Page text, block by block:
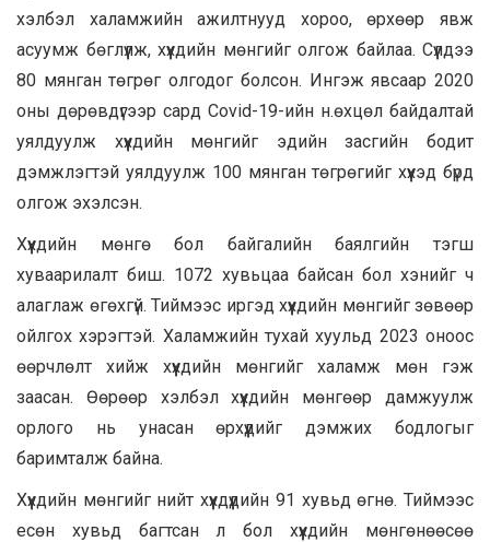
хэлбэл халамжийн ажилтнууд хороо, өрхөөр явж
асуумж бөглүүлж, хүүхдийн мөнгийг олгож байлаа. Сүүлдээ
80 мянган төгрөг олгодог болсон. Ингэж явсаар 2020
оны дөрөвдүгээр сард Covid-19-ийн н.өхцөл байдалтай
уялдуулж хүүхдийн мөнгийг эдийн засгийн бодит
дэмжлэгтэй уялдуулж 100 мянган төгрөгийг хүүхэд бүрд
олгож эхэлсэн.
Хүүхдийн мөнгө бол байгалийн баялгийн тэгш
хуваарилалт биш. 1072 хувьцаа байсан бол хэнийг ч
алаглаж өгөхгүй. Тиймээс иргэд хүүхдийн мөнгийг зөвөөр
ойлгох хэрэгтэй. Халамжийн тухай хуульд 2023 оноос
өөрчлөлт хийж хүүхдийн мөнгийг халамж мөн гэж
заасан. Өөрөөр хэлбэл хүүхдийн мөнгөөр дамжуулж
орлого нь унасан өрхүүдийг дэмжих бодлогыг
баримталж байна.
Хүүхдийн мөнгийг нийт хүүхдүүдийн 91 хувьд өгнө. Тиймээс
есөн хувьд багтсан л бол хүүхдийн мөнгөнөөсөө